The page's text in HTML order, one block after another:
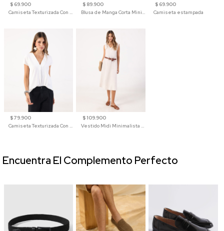
$ 69.900
$ 89.900
$ 69.900
Camiseta estampada
$ 79.900
$ 109.900
Encuentra El Complemento Perfecto